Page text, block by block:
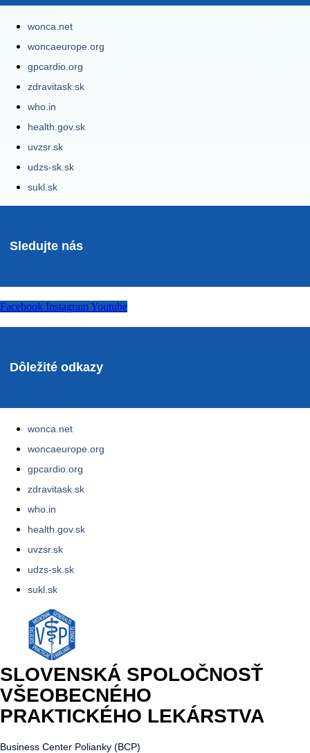
wonca.net
woncaeurope.org
gpcardio.org
zdravitask.sk
who.in
health.gov.sk
uvzsr.sk
udzs-sk.sk
sukl.sk
Sledujte nás
Facebook Instagram Youtube
Dôležité odkazy
wonca.net
woncaeurope.org
gpcardio.org
zdravitask.sk
who.in
health.gov.sk
uvzsr.sk
udzs-sk.sk
sukl.sk
SLOVENSKÁ SPOLOČNOSŤ
VŠEOBECNÉHO
PRAKTICKÉHO LEKÁRSTVA
Business Center Polianky (BCP)